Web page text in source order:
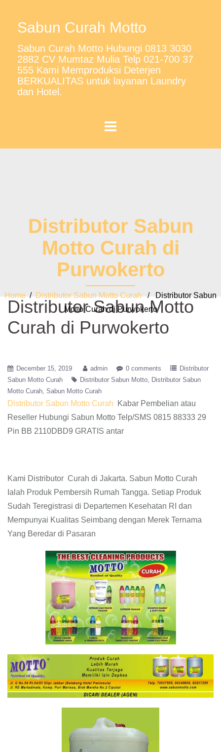
Sabun Curah Motto
Sabun Curah Motto Hubungi 0813 3030
2882 CV Mumtaz Mulia Telp 021-700 37
555 Kami Memproduksi Deterjen
BERKUALITAS untuk layanan Laundry
dan Hotel.
Distributor Sabun
Motto Curah di
Purwokerto
Home / Distributor Sabun Motto Curah / Distributor Sabun
Motto Curah di Purwokerto
Distributor Sabun Motto
Curah di Purwokerto
December 15, 2019 admin 0 comments
Distributor
Sabun Motto Curah
Distributor Sabun Motto
Distributor Sabun
Motto Curah Sabun Motto Curah
Distributor Sabun Motto Curah
Kabar Pembelian atau
Reseller Hubungi Sabun Motto Telp/SMS 0815 88333 29
Pin BB 2110DBD9 GRATIS antar
Kami Distributor Curah di Jakarta. Sabun Motto Curah
Ialah Produk Pembersih Rumah Tangga. Setiap Produk
Sudah Teregistrasi di Departemen Kesehatan RI dan
Mempunyai Kualitas Seimbang dengan Merek Ternama
Yang Beredar di Pasaran